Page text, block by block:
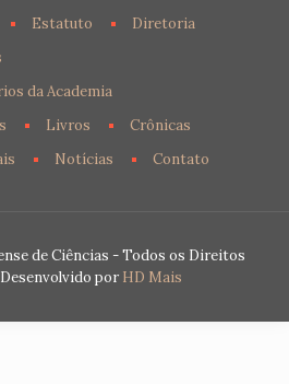
Estatuto
Diretoria
da Academia
Livros
Crônicas
Notícias Contato
de Ciências - Todos os Direitos
por HD Mais